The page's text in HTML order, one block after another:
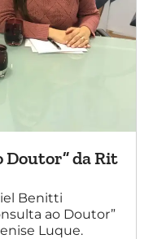
Doutor” da Rit
Benitti
ao Doutor”
Luque.